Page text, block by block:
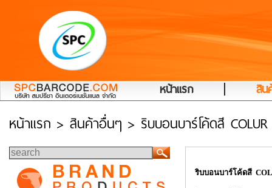
หน้าแรก | สิน
หน้าแรก > สินค้าอื่นๆ > ริบบอนบาร์โค้ดสี COLUR
ริบบอนบาร์โค้ดสี